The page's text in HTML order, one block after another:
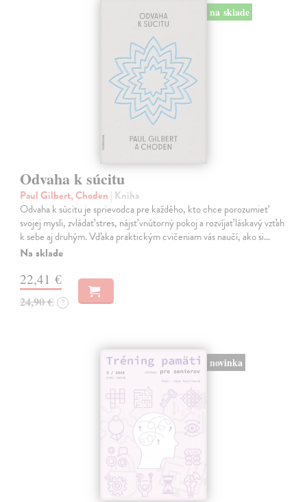
na sklade
Odvaha k súcitu
Paul Gilbert, Choden | Kniha
Odvaha k súcitu je sprievodca pre každého, kto chce porozumieť
svojej mysli, zvládať stres, nájsť vnútorný pokoj a rozvíjať láskavý vzťah
k sebe aj druhým. Vďaka praktickým cvičeniam vás naučí, ako si…
Na sklade
22,41 €
24,90 € ?
novinka